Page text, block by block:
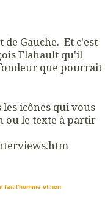
Gauche. Et c'est
Flahault qu'il
que pourrait
icônes qui vous
ou le texte à partir
fait l'homme et non